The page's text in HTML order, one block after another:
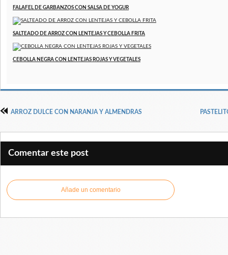
FALAFEL DE GARBANZOS CON SALSA DE YOGUR
SALTEADO DE ARROZ CON LENTEJAS Y CEBOLLA FRITA
CEBOLLA NEGRA CON LENTEJAS ROJAS Y VEGETALES
ARROZ DULCE CON NARANJA Y ALMENDRAS
Comentar este post
Añade un comentario